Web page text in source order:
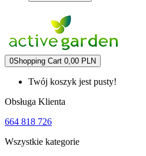
0Shopping Cart 0,00 PLN
Twój koszyk jest pusty!
Obsługa Klienta
664 818 726
Wszystkie kategorie